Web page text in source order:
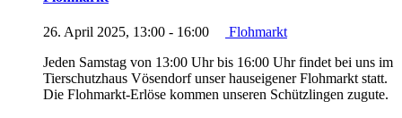
26. April 2025, 13:00 - 16:00
Flohmarkt
Jeden Samstag von 13:00 Uhr bis 16:00 Uhr findet bei uns im
Tierschutzhaus Vösendorf unser hauseigener Flohmarkt statt.
Die Flohmarkt-Erlöse kommen unseren Schützlingen zugute.